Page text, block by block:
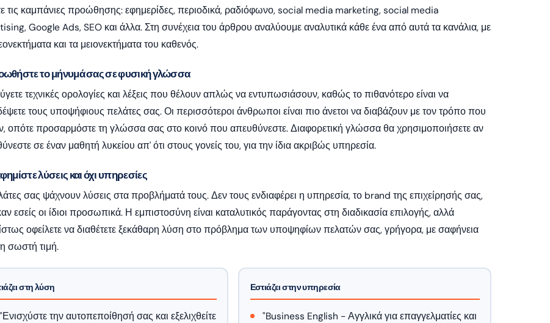
τις καμπάνιες προώθησης: εφημερίδες, περιοδικά, ραδιόφωνο, social media marketing, social media
Google Ads, SEO και άλλα. Στη συνέχεια του άρθρου αναλύουμε αναλυτικά κάθε ένα από αυτά τα κανάλια, με
και τα μειονεκτήματα του καθενός.
το μήνυμά σας σε φυσική γλώσσα
τεχνικές ορολογίες και λέξεις που θέλουν απλώς να εντυπωσιάσουν, καθώς το πιθανότερο είναι να
τους υποψήφιους πελάτες σας. Οι περισσότεροι άνθρωποι είναι πιο άνετοι να διαβάζουν με τον τρόπο που
οπότε προσαρμόστε τη γλώσσα σας στο κοινό που απευθύνεστε. Διαφορετική γλώσσα θα χρησιμοποιήσετε αν
σε έναν μαθητή λυκείου απ' ότι στους γονείς του, για την ίδια ακριβώς υπηρεσία.
λύσεις και όχι υπηρεσίες
σας ψάχνουν λύσεις στα προβλήματά τους. Δεν τους ενδιαφέρει η υπηρεσία, το brand της επιχείρησής σας,
εσείς οι ίδιοι προσωπικά. Η εμπιστοσύνη είναι καταλυτικός παράγοντας στη διαδικασία επιλογής, αλλά
οφείλετε να διαθέτετε ξεκάθαρη λύση στο πρόβλημα των υποψηφίων πελατών σας, γρήγορα, με σαφήνεια
σωστή τιμή.
στη λύση
"Ενισχύστε την αυτοπεποίθησή σας και εξελιχθείτε
Εστιάζει στην υπηρεσία
"Business English - Αγγλικά για επαγγελματίες και